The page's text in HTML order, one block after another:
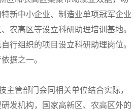
新中小企业、制造业单项冠军企业
农高区等设立科研助理培训基地。
行组织的项目设立科研助理岗位。
据之一。
管部门会同相关单位结合实际，
发机构，国家高新区、农高区外的